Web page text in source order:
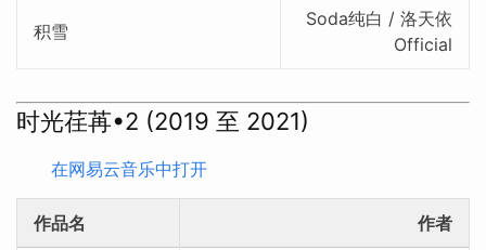
积雪
Soda纯白 / 洛天依
Official
时光荏苒•2 (2019 至 2021)
在网易云音乐中打开
作品名 作者